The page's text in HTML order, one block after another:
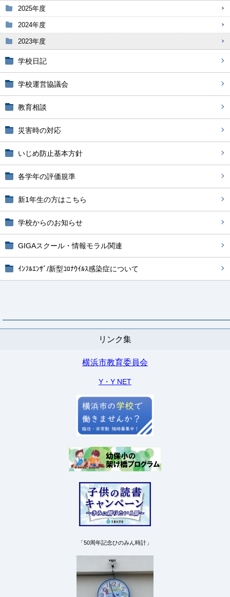
2025年度
2024年度
2023年度
学校日記
学校運営協議会
教育相談
災害時の対応
いじめ防止基本方針
各学年の評価規準
新1年生の方はこちら
学校からのお知らせ
GIGAスクール・情報モラル関連
ｲﾝﾌﾙｴﾝｻﾞ/新型ｺﾛﾅｳｲﾙｽ感染症について
リンク集
横浜市教育委員会
Y・Y NET
「50周年記念ひのみん時計」